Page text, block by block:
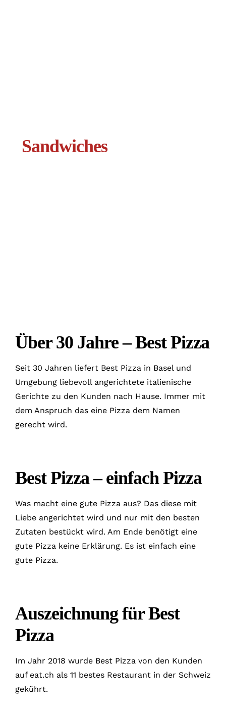
Sandwiches
Über 30 Jahre – Best Pizza
Seit 30 Jahren liefert Best Pizza in Basel und
Umgebung liebevoll angerichtete italienische
Gerichte zu den Kunden nach Hause. Immer mit
dem Anspruch das eine Pizza dem Namen
gerecht wird.
Best Pizza – einfach Pizza
Was macht eine gute Pizza aus? Das diese mit
Liebe angerichtet wird und nur mit den besten
Zutaten bestückt wird. Am Ende benötigt eine
gute Pizza keine Erklärung. Es ist einfach eine
gute Pizza.
Auszeichnung für Best
Pizza
Im Jahr 2018 wurde Best Pizza von den Kunden
auf eat.ch als 11 bestes Restaurant in der Schweiz
gekührt.